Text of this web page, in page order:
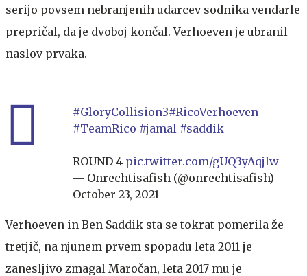
serijo povsem nebranjenih udarcev sodnika vendarle
prepričal, da je dvoboj končal. Verhoeven je ubranil
naslov prvaka.
#GloryCollision3#RicoVerhoeven
#TeamRico #jamal #saddik
ROUND 4 pic.twitter.com/gUQ3yAqjlw
— Onrechtisafish (@onrechtisafish)
October 23, 2021
Verhoeven in Ben Saddik sta se tokrat pomerila že
tretjič, na njunem prvem spopadu leta 2011 je
zanesljivo zmagal Maročan, leta 2017 mu je